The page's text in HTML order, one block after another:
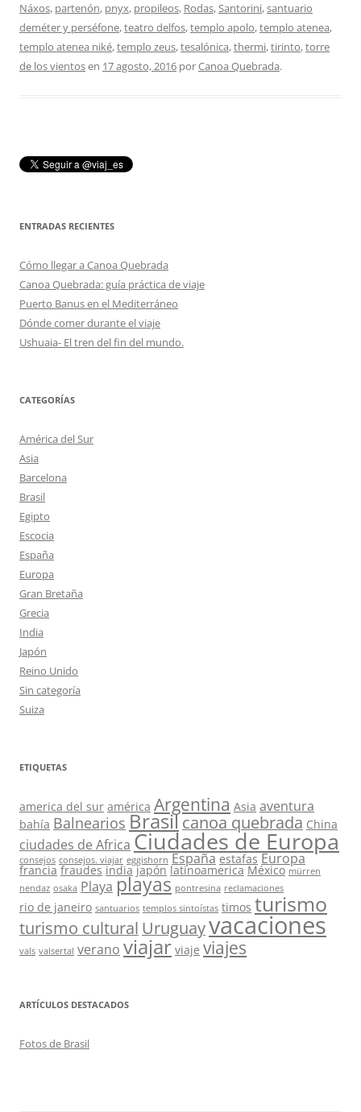
Náxos, partenón, pnyx, propileos, Rodas,Santorini,santuario
deméter y perséfone,teatro delfos,templo apolo,templo atenea,
templo atenea niké,templo zeus,tesalónica,thermi,tirinto,torre
de los vientosen 17 agosto, 2016 porCanoa Quebrada.
ENTRADAS RECIENTES
Cómo llegar a Canoa Quebrada
Canoa Quebrada: guía práctica de viaje
Puerto Banus en el Mediterráneo
Dónde comer durante el viaje
Ushuaia- El tren del fin del mundo.
CATEGORÍAS
América del Sur
Asia
Barcelona
Brasil
Egipto
Escocia
España
Europa
Gran Bretaña
Grecia
India
Japón
Reino Unido
Sin categoría
Suiza
ETIQUETAS
america del sur américa Argentina Asia aventura
bahía Balnearios Brasilcanoa quebrada China
ciudades de Africa Ciudades de Europa
consejos consejos. viajar eggishorn España estafas Europa
francia fraudes india japón latinoamerica México mürren
nendaz osaka Playa playas pontresina reclamaciones
rio de janeiro santuarios templos sintoístas timos turismo
turismo cultural Uruguayvacaciones
vals valsertal verano viajar viaje viajes
ARTÍCULOS DESTACADOS
Fotos de Brasil